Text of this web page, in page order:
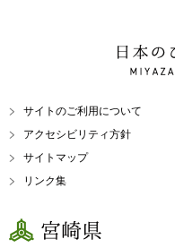
日本のひ
サイトのご利用について
アクセシビリティ方針
サイトマップ
リンク集
宮崎県